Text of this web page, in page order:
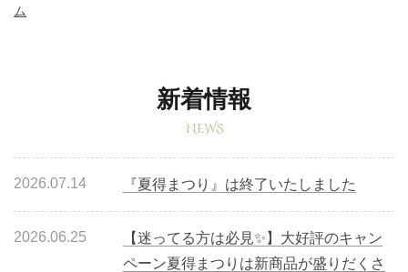
ム
新着情報
NEWS
2026.07.14 『夏得まつり』は終了いたしました
2026.06.25
【迷ってる方は必見✨】大好評のキャン
ペーン夏得まつりは新商品が盛りだくさ